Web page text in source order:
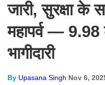
जारी, सुरक्षा के
महापर्व —
भागीदारी
By Upasana Singh Nov 6,